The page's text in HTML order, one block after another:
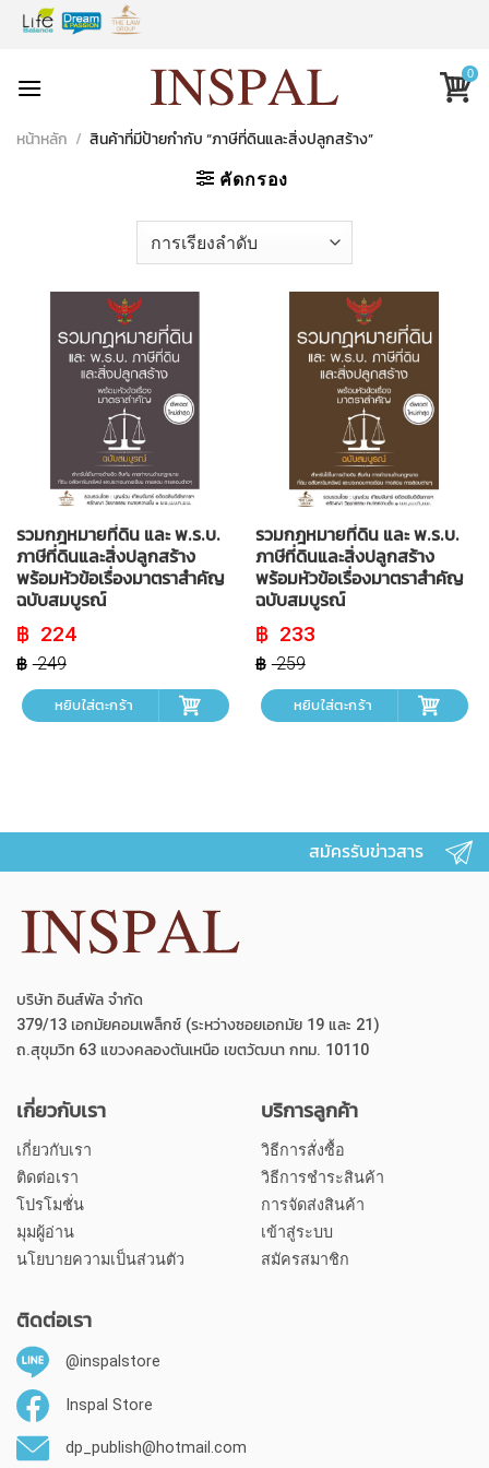
Skip
0
หน้าหลัก / สินค้าที่มีป้ายกำกับ “ภาษีที่ดินและสิ่งปลูกสร้าง”
คัดกรอง
รวมกฎหมายที่ดิน และ พ.ร.บ.
ภาษีที่ดินและสิ่งปลูกสร้าง
พร้อมหัวข้อเรื่องมาตราสำคัญ
ฉบับสมบูรณ์
249
Original
price
was:
฿ 249.
224
Current
price
is:
฿ 224.
หยิบใส่ตะกร้า
รวมกฎหมายที่ดิน และ พ.ร.บ.
ภาษีที่ดินและสิ่งปลูกสร้าง
พร้อมหัวข้อเรื่องมาตราสำคัญ
ฉบับสมบูรณ์
259
Original
price
was:
฿ 259.
233
Current
price
is:
฿ 233.
หยิบใส่ตะกร้า
สมัครรับข่าวสาร
บริษัท อินส์พัล จำกัด
379/13 เอกมัยคอมเพล็กซ์ (ระหว่างซอยเอกมัย 19 และ 21)
ถ.สุขุมวิท 63 แขวงคลองตันเหนือ เขตวัฒนา กทม. 10110
เกี่ยวกับเรา
เกี่ยวกับเรา
ติดต่อเรา
โปรโมชั่น
มุมผู้อ่าน
นโยบายความเป็นส่วนตัว
บริการลูกค้า
วิธีการสั่งซื้อ
วิธีการชำระสินค้า
การจัดส่งสินค้า
เข้าสู่ระบบ
สมัครสมาชิก
ติดต่อเรา
@inspalstore
Inspal Store
dp_publish@hotmail.com